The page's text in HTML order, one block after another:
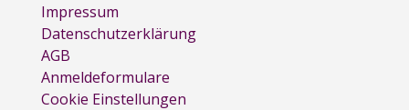
Impressum
Datenschutzerklärung
AGB
Anmeldeformulare
Cookie Einstellungen